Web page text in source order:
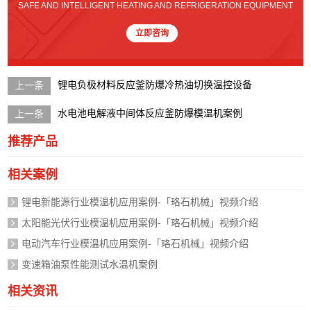
SAFE AND INTELLIGENT HEATING AND REFRIGERATION EQUIPMENT
立即咨询
锂电负极材料反应釜防爆冷热油切换温控设备
水电池电解液中间体反应釜防爆模温机案例
推荐产品
相关案例
锂电新能源行业模温机应用案例-「珞石机械」视频介绍
太阳能光伏行业模温机应用案例-「珞石机械」视频介绍
电动汽车行业模温机应用案例-「珞石机械」视频介绍
变速箱油泵性能测试水温机案例
相关资讯